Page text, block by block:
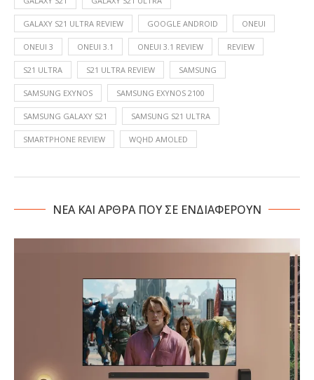
GALAXY S21 ULTRA REVIEW GOOGLE ANDROID ONEUI
ONEUI 3 ONEUI 3.1 ONEUI 3.1 REVIEW REVIEW
S21 ULTRA S21 ULTRA REVIEW SAMSUNG
SAMSUNG EXYNOS SAMSUNG EXYNOS 2100
SAMSUNG GALAXY S21 SAMSUNG S21 ULTRA
SMARTPHONE REVIEW WQHD AMOLED
NΕΑ ΚΑΙ ΑΡΘΡΑ ΠΟΥ ΣΕ ΕΝΔΙΑΦΕΡΟΥΝ